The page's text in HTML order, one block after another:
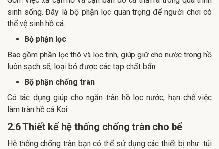
sinh sống. Đây là bộ phận lọc quan trọng để người chơi có
thể vệ sinh hồ cá.
Bộ phận lọc
Bao gồm phần lọc thô và lọc tinh, giúp giữ cho nước trong hồ
luôn sạch sẽ, loại bỏ được các tạp chất bẩn.
Bộ phận chống tràn
Có tác dụng giúp cho ngăn tràn hồ lọc nước, hạn chế việc
làm tràn hồ cá Koi.
2.6 Thiết kế hệ thống chống tràn cho bể
Hệ thống chống tràn bạn có thể sử dụng các thiết bị như: túi